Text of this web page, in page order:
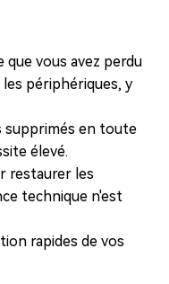
vous avez perdu
périphériques, y
supprimés en toute
élevé.
restaurer les
technique n'est
rapides de vos